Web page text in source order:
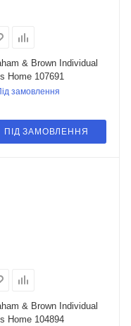
& Brown Individual
Home 107691
замовлення
ПІД ЗАМОВЛЕННЯ
& Brown Individual
Home 104894